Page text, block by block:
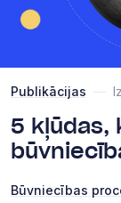
Publikācijas
5 kļūdas,
Būvniecības